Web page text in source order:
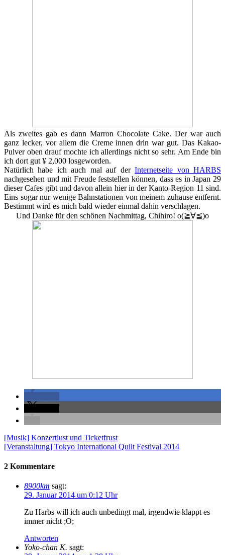
Als zweites gab es dann Marron Chocolate Cake. Der war auch
ganz lecker, vor allem die Creme innen drin war gut. Das Kakao-
Pulver oben drauf mochte ich allerdings nicht so sehr. Am Ende bin
ich dort gut ¥ 2,000 losgeworden.
Natürlich habe ich auch mal auf derInternetseite von HARBS
nachgesehen und mit Freude feststellen können, dass es in Japan 29
dieser Cafes gibt und davon allein hier in der Kanto-Region 11 sind.
Eins sogar nur wenige Bahnstationen von meinem zuhause entfernt.
Bestimmt wird es mich bald wieder einmal dahin verschlagen.
Und Danke für den schönen Nachmittag, Chihiro! o(≧∀≦)o
[Musik] Konzertlust und Ticketfrust
[Veranstaltung] Tokyo International Quilt Festival 2014
2 Kommentare
8900km sagt:
29. Januar 2014 um 0:12 Uhr
Zu Harbs will ich auch unbedingt mal, irgendwie klappt es
immer nicht ;O;
Antworten
Yoko-chan K. sagt: